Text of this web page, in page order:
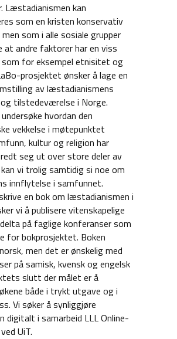
Læstadianismen kan
som en kristen konservativ
som i alle sosiale grupper
at andre faktorer har en viss
for eksempel etnisitet og
prosjektet ønsker å lage en
av læstadianismens
tilstedeværelse i Norge.
hvordan den
vekkelse i møtepunktet
kultur og religion har
seg ut over store deler av
vi trolig samtidig si noe om
innflytelse i samfunnet.
en bok om læstadianismen i
vi å publisere vitenskapelige
på faglige konferanser som
for bokprosjektet. Boken
men det er ønskelig med
på samisk, kvensk og engelsk
slutt der målet er å
både i trykt utgave og i
Vi søker å synliggjøre
digitalt i samarbeid LLL Online-
UiT.